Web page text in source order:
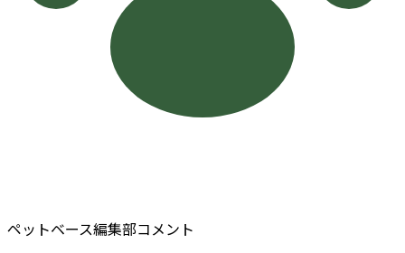
ペットベース編集部コメント